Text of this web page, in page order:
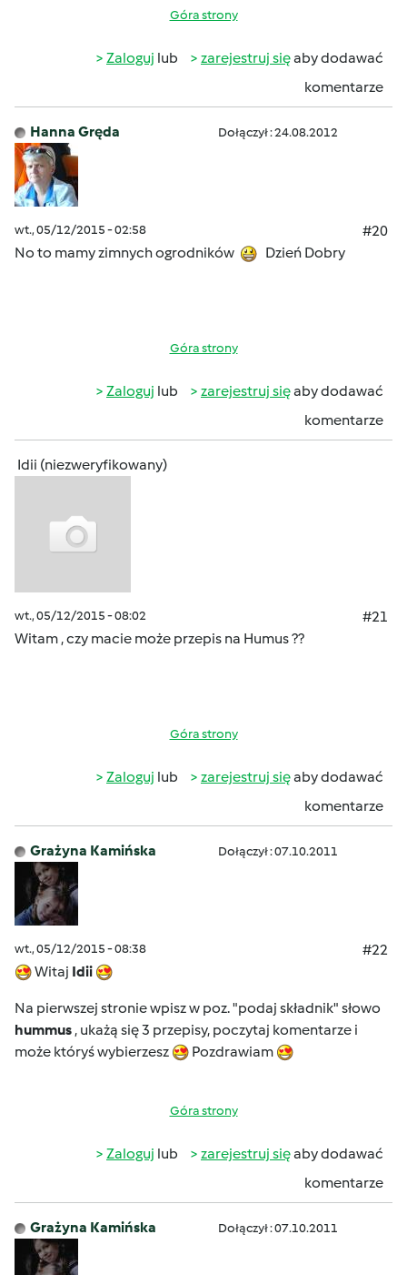
Góra strony
Zaloguj lub zarejestruj sięaby dodawać
komentarze
Hanna Gręda Dołączył : 24.08.2012
wt., 05/12/2015 - 02:58
#20
No to mamy zimnych ogrodników
Dzień Dobry
Góra strony
Zaloguj lub zarejestruj sięaby dodawać
komentarze
Idii (niezweryfikowany)
wt., 05/12/2015 - 08:02
#21
Witam , czy macie może przepis na Humus ??
Góra strony
Zaloguj lub zarejestruj sięaby dodawać
komentarze
Grażyna Kamińska Dołączył : 07.10.2011
wt., 05/12/2015 - 08:38
#22
Witaj Idii
Na pierwszej stronie wpisz w poz. "podaj składnik" słowo
hummus , ukażą się 3 przepisy, poczytaj komentarze i
może któryś wybierzesz
Pozdrawiam
Góra strony
Zaloguj lub zarejestruj sięaby dodawać
komentarze
Grażyna Kamińska Dołączył : 07.10.2011